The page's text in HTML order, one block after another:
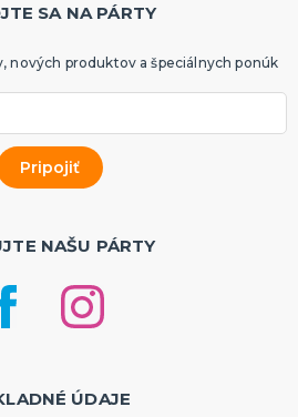
SA NA PÁRTY
nových produktov a špeciálnych ponúk
NAŠU PÁRTY
ÚDAJE